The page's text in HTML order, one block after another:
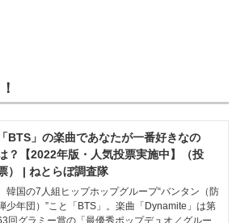
「BTS」の楽曲であなたが一番好きなの
？【2022年版・人気投票実施中】（投
） | ねとらぼ調査隊
韓国の7人組ヒップホップグループ“バンタン（防
少年団）”こと「BTS」。楽曲「Dynamite」は第